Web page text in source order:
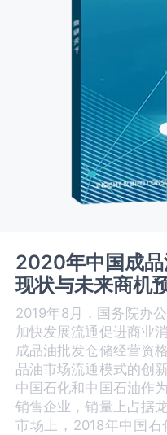
2020年中国成
现状与未来商机
2019年8月，国务院办
加快发展流通促进商业
成品油批发仓储经营资
品油市场流通模式的创
中国石化和中国石油作
销售企业，销量上占据
市场上，2018年中国